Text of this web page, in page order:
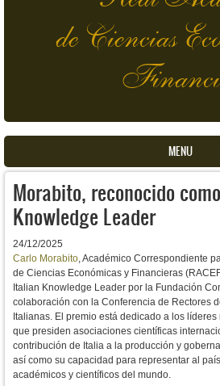
de Ciencias
MENU
Morabito, reconocido
Knowledge Leader
24/12/2025
Carlo Morabito, Académico Correspondiente
de Ciencias Económicas y Financieras
Italian Knowledge Leader por la Fundación
colaboración con la Conferencia de Rectores
Italianas. El premio está dedicado a los
que presiden asociaciones científicas
contribución de Italia a la producción y
así como su capacidad para representar al
académicos y científicos del mundo.